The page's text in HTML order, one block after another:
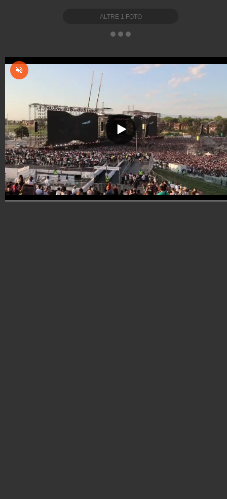
ALTRE 1 FOTO